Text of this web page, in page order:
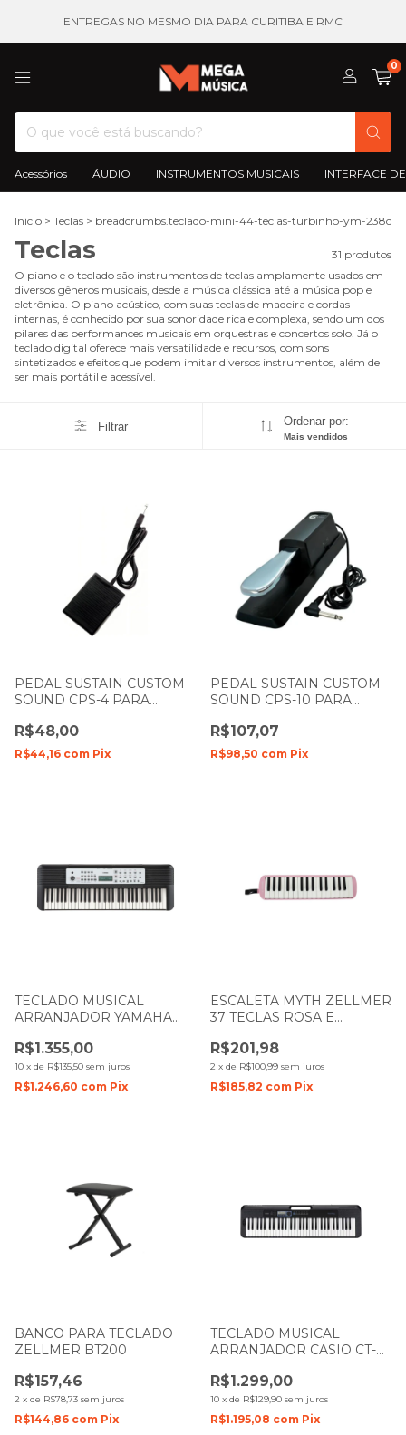
ENTREGAS NO MESMO DIA PARA CURITIBA E RMC
0
Acessórios ÁUDIO INSTRUMENTOS MUSICAIS INTERFACE
Início > Teclas > breadcrumbs.teclado-mini-44-teclas-turbinho-ym-238c
Teclas
31 produtos
O piano e o teclado são instrumentos de teclas amplamente usados em
diversos gêneros musicais, desde a música clássica até a música pop e
eletrônica. O piano acústico, com suas teclas de madeira e cordas
internas, é conhecido por sua sonoridade rica e complexa, sendo um dos
pilares das performances musicais em orquestras e concertos solo. Já o
teclado digital oferece mais versatilidade e recursos, com sons
sintetizados e efeitos que podem imitar diversos instrumentos, além de
ser mais portátil e acessível.
Filtrar Ordenar por:
Mais vendidos
PEDAL SUSTAIN CUSTOM
SOUND CPS-4 PARA
R$48,00
R$44,16 com Pix
PEDAL SUSTAIN CUSTOM
SOUND CPS-10 PARA
R$107,07
R$98,50 com Pix
TECLADO MUSICAL
ARRANJADOR YAMAHA
R$1.355,00
10 x de R$135,50 sem juros
R$1.246,60 com Pix
ESCALETA MYTH ZELLMER
37 TECLAS ROSA E
R$201,98
2 x de R$100,99 sem juros
R$185,82 com Pix
BANCO PARA TECLADO
ZELLMER BT200
R$157,46
2 x de R$78,73 sem juros
R$144,86 com Pix
TECLADO MUSICAL
ARRANJADOR CASIO CT-
TECLAS
R$1.299,00
10 x de R$129,90 sem juros
R$1.195,08 com Pix